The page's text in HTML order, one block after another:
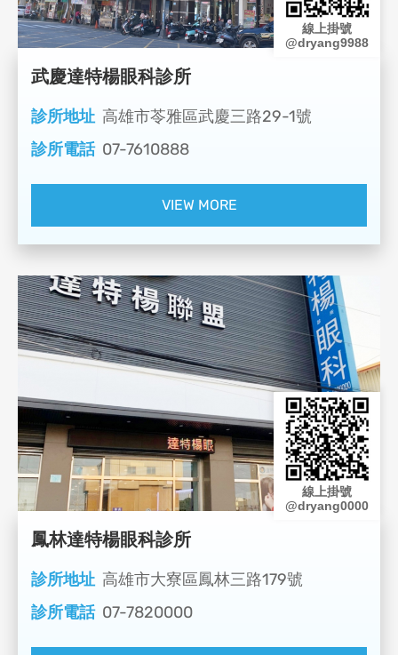
武慶達特楊眼科診所
診所地址 高雄市苓雅區武慶三路29-1號
診所電話 07-7610888
VIEW MORE
線上掛號
@dryang9988
鳳林達特楊眼科診所
診所地址 高雄市大寮區鳳林三路179號
診所電話 07-7820000
線上掛號
@dryang0000